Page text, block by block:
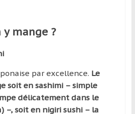
y mange ?
par excellence. Le
soit en sashimi – simple
délicatement dans le
–, soit en nigiri sushi – la